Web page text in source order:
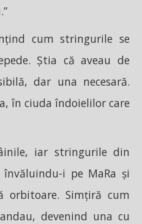
cum stringurile se
Știa că aveau de
dar una necesară.
în ciuda îndoielilor care
iar stringurile din
i pe MaRa și
orbitoare. Simțiră cum
devenind una cu